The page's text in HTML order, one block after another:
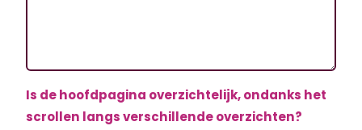
Is de hoofdpagina overzichtelijk, ondanks het
scrollen langs verschillende overzichten?